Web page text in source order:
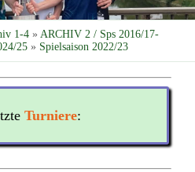
1-4 » ARCHIV 2 / Sps 2016/17-
25 » Spielsaison 2022/23
Turniere: